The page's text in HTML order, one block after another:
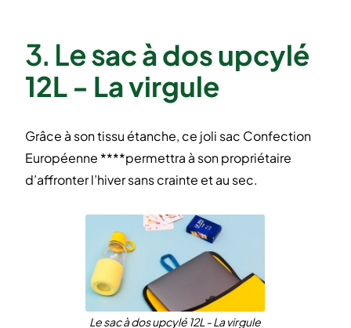
3. Le sac à dos upcylé
12L - La virgule
Grâce à son tissu étanche, ce joli sac Confection
Européenne ****permettra à son propriétaire
d’affronter l’hiver sans crainte et au sec.
Le sac à dos upcylé 12L - La virgule